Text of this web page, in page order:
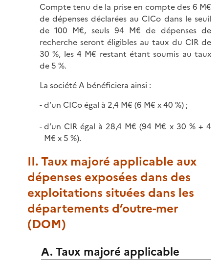
Compte tenu de la prise en compte des 6 M€
de dépenses déclarées au CICo dans le seuil
de 100 M€, seuls 94 M€ de dépenses de
recherche seront éligibles au taux du CIR de
30 %, les 4 M€ restant étant soumis au taux
de 5 %.
La société A bénéficiera ainsi :
d’un CICo égal à 2,4 M€ (6 M€ x 40 %) ;
d’un CIR égal à 28,4 M€ (94 M€ x 30 % + 4
M€ x 5 %).
II. Taux majoré applicable aux
dépenses exposées dans des
exploitations situées dans les
départements d’outre-mer
(DOM)
A. Taux majoré applicable